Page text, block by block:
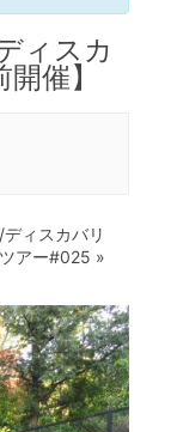
ィスカ
催】
ィスカバリ
アー#025 »